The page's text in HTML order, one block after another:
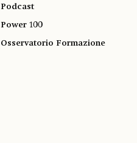
Podcast
Power 100
Osservatorio Formazione